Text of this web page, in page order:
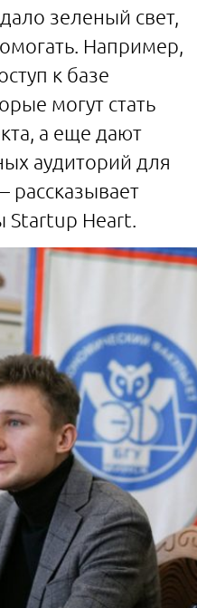
зеленый свет,
Например,
к базе
могут стать
а еще дают
аудиторий для
рассказывает
Startup Heart.